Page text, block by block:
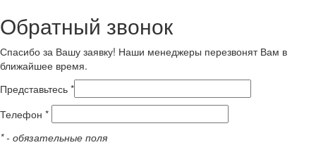
Обратный звонок
Спасибо за Вашу заявку! Наши менеджеры перезвонят Вам в
ближайшее время.
Представьтесь *
Телефон *
*- обязательные поля